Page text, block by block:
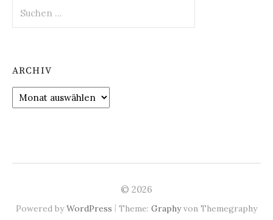
nach:
ARCHIV
Archiv
© 2026
Powered byWordPress | Theme: Graphyvon Themegraphy